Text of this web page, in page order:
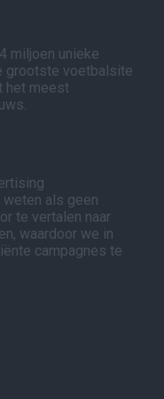
miljoen unieke
grootste voetbalsite
het meest
als geen
te vertalen naar
waardoor we in
campagnes te